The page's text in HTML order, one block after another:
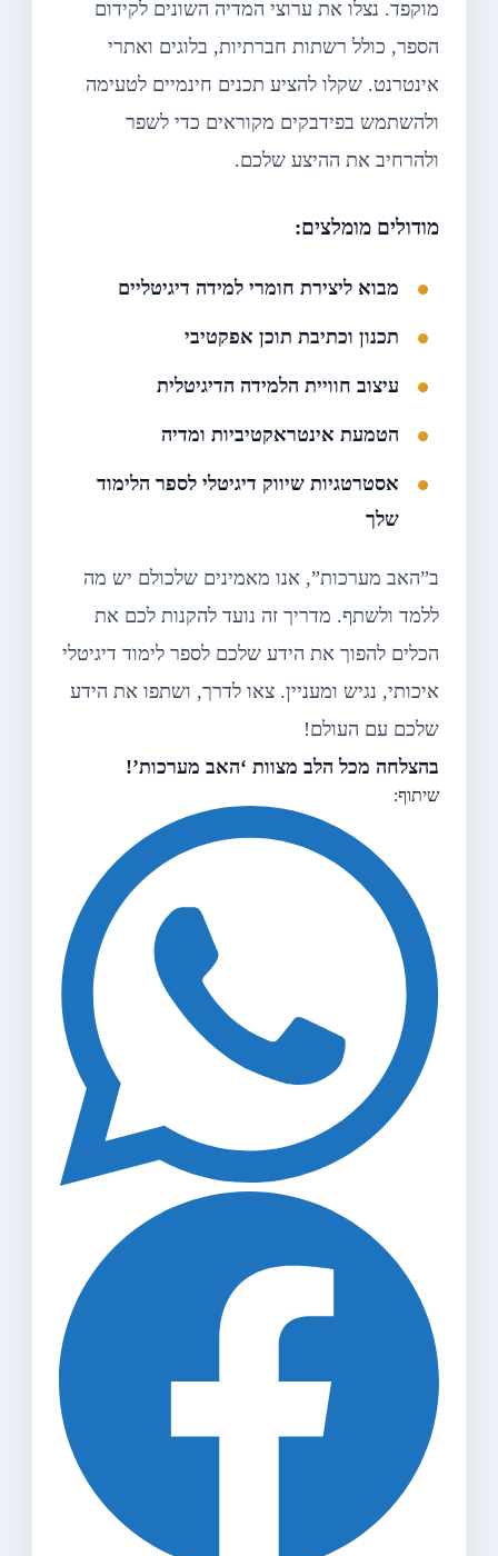
מוקפד. נצלו את ערוצי המדיה השונים לקידום
הספר, כולל רשתות חברתיות, בלוגים ואתרי
אינטרנט. שקלו להציע תכנים חינמיים לטעימה
ולהשתמש בפידבקים מקוראים כדי לשפר
ולהרחיב את ההיצע שלכם.
מודולים מומלצים:
מבוא ליצירת חומרי למידה דיגיטליים
תכנון וכתיבת תוכן אפקטיבי
עיצוב חוויית הלמידה הדיגיטלית
הטמעת אינטראקטיביות ומדיה
אסטרטגיות שיווק דיגיטלי לספר הלימוד
שלך
ב”האב מערכות”, אנו מאמינים שלכולם יש מה
ללמד ולשתף. מדריך זה נועד להקנות לכם את
הכלים להפוך את הידע שלכם לספר לימוד דיגיטלי
איכותי, נגיש ומעניין. צאו לדרך, ושתפו את הידע
שלכם עם העולם!
בהצלחה מכל הלב מצוות ‘האב מערכות’!
שיתוף: